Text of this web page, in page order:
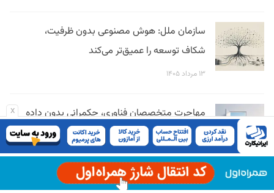
x
سازمان ملل: هوش مصنوعی بدون ظرفیت،
شکاف توسعه را عمیق‌تر می‌کند
۱۳ مرداد ۱۴۰۵
مهاجرت متخصصان فناوری، حکمرانی بدون داده
و بدون سنجش
۱۰ مرداد ۱۴۰۵